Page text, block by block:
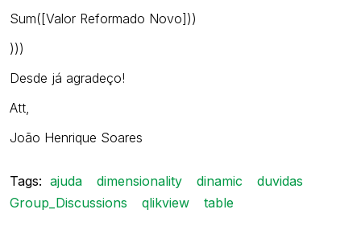
Sum([Valor Reformado Novo]))
)))
Desde já agradeço!
Att,
João Henrique Soares
Tags: ajuda dimensionality dinamic
duvidas
Group_Discussions
qlikview table